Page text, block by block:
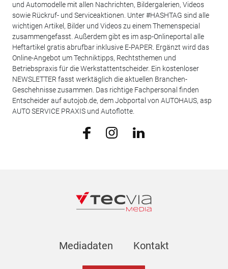
und Automodelle mit allen Nachrichten, Bildergalerien, Videos
sowie Rückruf- und Serviceaktionen. Unter #HASHTAG sind alle
wichtigen Artikel, Bilder und Videos zu einem Themenspecial
zusammengefasst. Außerdem gibt es im asp-Onlineportal alle
Heftartikel gratis abrufbar inklusive E-PAPER. Ergänzt wird das
Online-Angebot um Techniktipps, Rechtsthemen und
Betriebspraxis für die Werkstattentscheider. Ein kostenloser
NEWSLETTER fasst werktäglich die aktuellen Branchen-
Geschehnisse zusammen. Das richtige Fachpersonal finden
Entscheider auf autojob.de, dem Jobportal von AUTOHAUS, asp
AUTO SERVICE PRAXIS und Autoflotte.
Mediadaten Kontakt